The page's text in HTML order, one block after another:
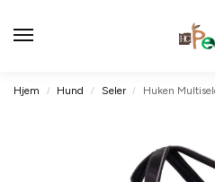
Hjem / Hund / Seler / Huken